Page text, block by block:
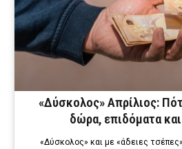
«Δύσκολος» Απρίλιος:
δώρα, επιδόματα
«Δύσκολος» και με «άδειες